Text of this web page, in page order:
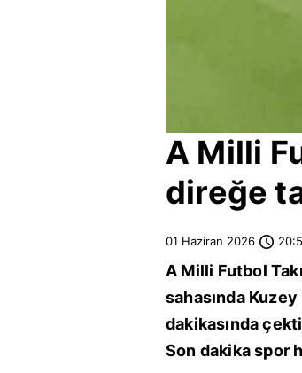
A Milli
direğe
01 Haziran 2026
A Milli Futbol
sahasında
dakikasında
Son dakika spor